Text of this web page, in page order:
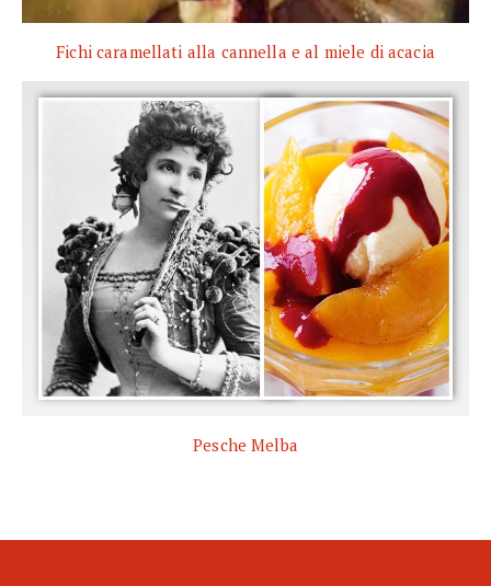
Fichi caramellati alla cannella e al miele di acacia
Pesche Melba